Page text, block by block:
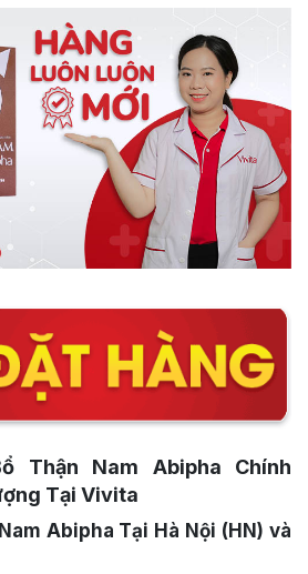
Thận Nam Abipha Chính
Tại Vivita
Abipha Tại Hà Nội (HN) và